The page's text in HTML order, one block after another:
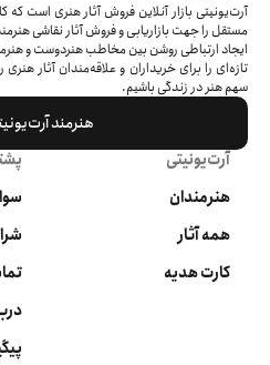
مستقل را جهت بازاریابی و فروش آثار نقاشی
ایجاد ارتباطی روشن بین مخاطب هنردوست و
تازه‌ای را برای خریداران و علاقه‌مندان آثار
سهم هنر در زندگی باشیم.
هنرمند
آرت‌یونیتی
هنرمندان
همه آثار
کارت هدیه